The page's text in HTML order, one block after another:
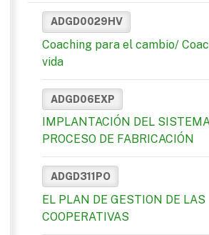
ADGD0029HV
Coaching para el cambio/
vida
ADGD06EXP
IMPLANTACIÓN DEL
PROCESO DE FABRICACIÓN
ADGD311PO
EL PLAN DE GESTION DE LAS
COOPERATIVAS